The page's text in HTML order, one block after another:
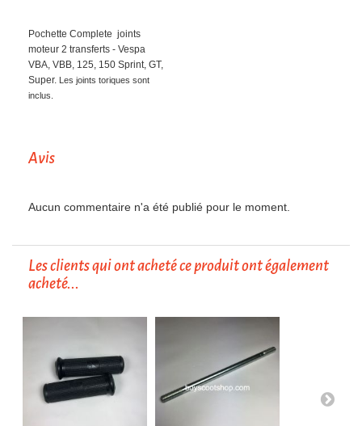
Pochette Complete joints
moteur 2 transferts - Vespa
VBA, VBB, 125, 150 Sprint, GT,
Super. Les joints toriques sont
inclus.
Avis
Aucun commentaire n'a été publié pour le moment.
Les clients qui ont acheté ce produit ont également
acheté...